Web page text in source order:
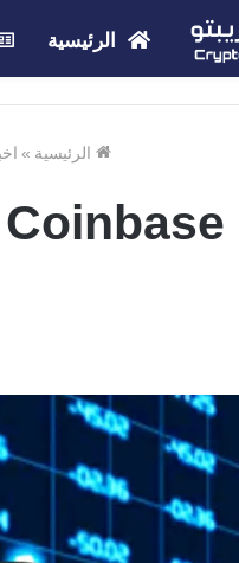
الرئيسية
الرئيسية »